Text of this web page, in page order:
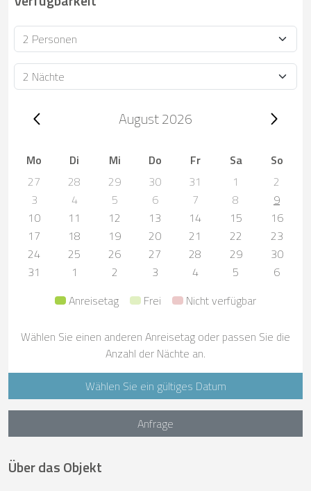
Personen
Dauer
Trip dates, August 2026August 2026
Mo Di Mi Do Fr Sa
So
27
28 29 30 31 1
2
3
4 5 6 7 8
9
10
11 12 13 14 15
16
17
18 19 20 21 22
23
24
25 26 27 28 29
30
31
1 2 3 4 5
6
Anreisetag
Frei Nicht verfügbar
Wählen Sie einen anderen Anreisetag oder passen Sie die
Anzahl der Nächte an.
Wählen Sie ein gültiges Datum
Anfrage
Über das Objekt